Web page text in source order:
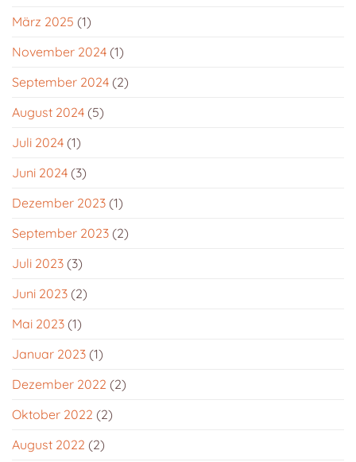
März 2025 (1)
November 2024 (1)
September 2024 (2)
August 2024 (5)
Juli 2024 (1)
Juni 2024 (3)
Dezember 2023 (1)
September 2023 (2)
Juli 2023 (3)
Juni 2023 (2)
Mai 2023 (1)
Januar 2023 (1)
Dezember 2022 (2)
Oktober 2022 (2)
August 2022 (2)